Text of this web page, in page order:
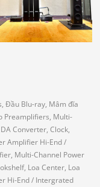
Đầu Blu-ray, Mâm đĩa
Preamplifiers, Multi-
Converter, Clock,
Amplifier Hi-End/
Multi-Channel Power
Loa Center, Loa
Hi-End/ Intergrated